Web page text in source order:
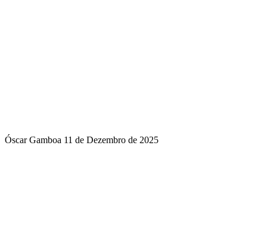
Óscar Gamboa 11 de Dezembro de 2025